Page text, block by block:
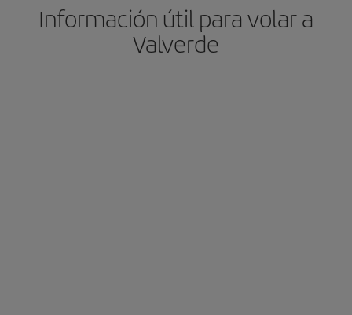
Información útil para volar a
Valverde